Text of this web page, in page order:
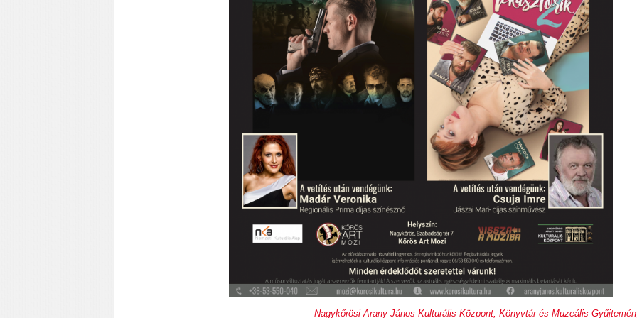
Nagykőrösi Arany János Kulturális Központ, Könyvtár és Muzeális